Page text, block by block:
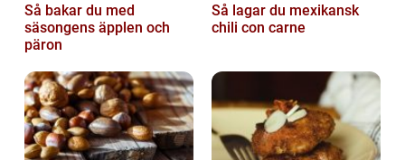
Så bakar du med
säsongens äpplen och
päron
Så lagar du mexikansk
chili con carne